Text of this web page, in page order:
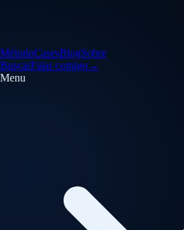
MétodoCasesBlogSobre
BuscarFalar comigo→
Menu